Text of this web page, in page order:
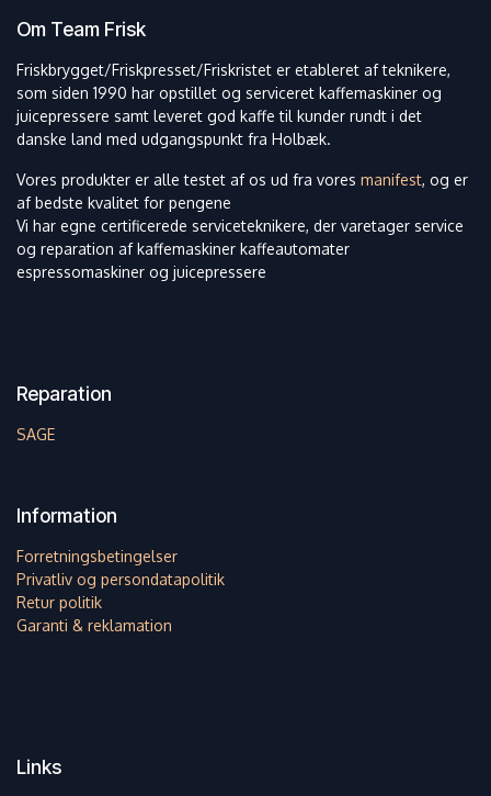
Om Team Frisk
Friskbrygget/Friskpresset/Friskristet er etableret af teknikere,
som siden 1990 har opstillet og serviceret kaffemaskiner og
juicepressere samt leveret god kaffe til kunder rundt i det
danske land med udgangspunkt fra Holbæk.
Vores produkter er alle testet af os ud fra vores manifest, og er
af bedste kvalitet for pengene
Vi har egne certificerede serviceteknikere, der varetager service
og reparation af kaffemaskiner kaffeautomater
espressomaskiner og juicepressere
Reparation
SAGE
Information
Forretningsbetingelser
Privatliv og persondatapolitik
Retur politik
Garanti & reklamation
Links